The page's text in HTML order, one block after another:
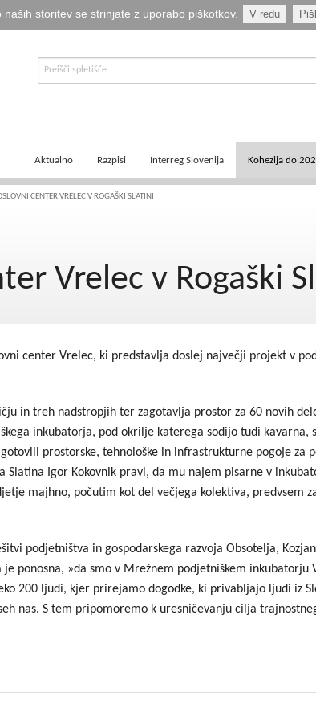
storitev se strinjate z uporabo piškotkov. V redu
Aktualno
E-informator Vizija kohezija
Logotipi
EU projekt, moj projekt
Fotogalerija in videi
COVID19
Razpisi
Aktualni razpisi
Interreg Slovenija
Čezmejno sodelovanje
Medregionalno sodelovanje
Kohezija do
Zakonodaja
Kohezija do
CENTER VRELEC V ROGAŠKI SLATINI
Vrelec v Rogaški
center Vrelec, ki predstavlja doslej največji projekt v
in treh nadstropjih ter zagotavlja prostor za 60 novih
inkubatorja, pod okrilje katerega sodijo tudi kavarna,
prostorske, tehnološke in infrastrukturne pogoje za
Igor Kokovnik pravi, da mu najem pisarne v
majhno, počutim kot del večjega kolektiva, predvsem
podjetništva in gospodarskega razvoja Obsotelja,
ponosna, »da smo v Mrežnem podjetniškem inkubatorju
200 ljudi, kjer prirejamo dogodke, ki privabljajo ljudi iz
nas. S tem pripomoremo k uresničevanju cilja